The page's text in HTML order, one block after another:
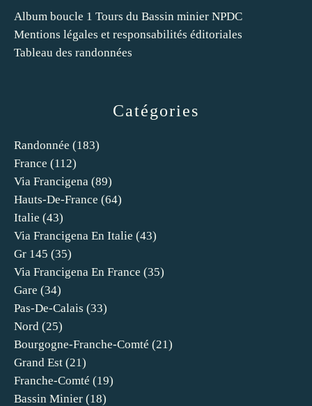
Catégories
Randonnée (183)
France (112)
Via Francigena (89)
Hauts-De-France (64)
Italie (43)
Via Francigena En Italie (43)
Gr 145 (35)
Via Francigena En France (35)
Gare (34)
Pas-De-Calais (33)
Nord (25)
Bourgogne-Franche-Comté (21)
Grand Est (21)
Franche-Comté (19)
Bassin Minier (18)
Album boucle 1 Tours du Bassin minier NPDC
Mentions légales et responsabilités éditoriales
Tableau des randonnées